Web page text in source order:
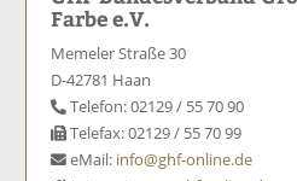
Farbe e.V.
Memeler Straße 30
D-42781 Haan
Telefon: 02129 / 55 70 90
Telefax: 02129 / 55 70 99
eMail: info@ghf-online.de